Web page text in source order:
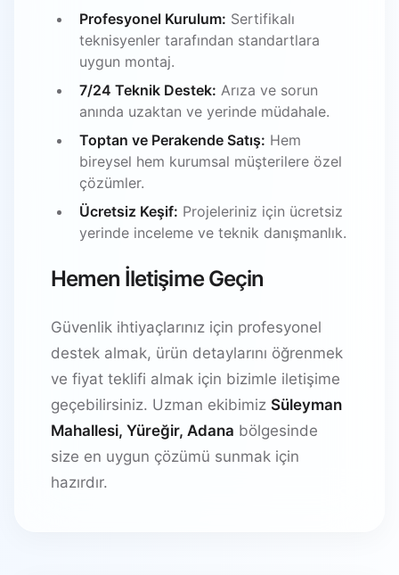
Profesyonel Kurulum: Sertifikalı
teknisyenler tarafından standartlara
uygun montaj.
7/24 Teknik Destek: Arıza ve sorun
anında uzaktan ve yerinde müdahale.
Toptan ve Perakende Satış: Hem
bireysel hem kurumsal müşterilere özel
çözümler.
Ücretsiz Keşif: Projeleriniz için ücretsiz
yerinde inceleme ve teknik danışmanlık.
Hemen İletişime Geçin
Güvenlik ihtiyaçlarınız için profesyonel
destek almak, ürün detaylarını öğrenmek
ve fiyat teklifi almak için bizimle iletişime
geçebilirsiniz. Uzman ekibimiz Süleyman
Mahallesi, Yüreğir, Adana bölgesinde
size en uygun çözümü sunmak için
hazırdır.